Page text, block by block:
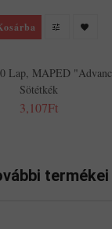
Lap, MAPED
Sötétkék
3,107Ft
termékei